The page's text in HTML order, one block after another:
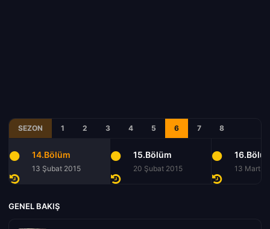
SEZON 1 2 3 4 5 6 7 8
14.Bölüm
13 Şubat 2015
15.Bölüm
20 Şubat 2015 13 Mart
GENEL BAKIŞ